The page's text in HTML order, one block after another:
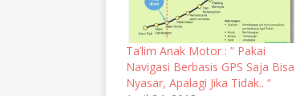
Ta’lim Anak Motor : ” Pakai
Navigasi Berbasis GPS Saja Bisa
Nyasar, Apalagi Jika Tidak.. “